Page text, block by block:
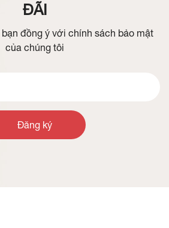
ĐÃI
đồng ý với chính sách bảo mật
của chúng tôi
Đăng ký